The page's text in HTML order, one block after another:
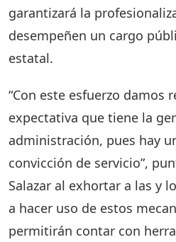
garantizará la
desempeñen un cargo
estatal.
“Con este esfuerzo damos
expectativa que tiene la
administración, pues hay
convicción de servicio”,
Salazar al exhortar a las y
a hacer uso de estos
permitirán contar con